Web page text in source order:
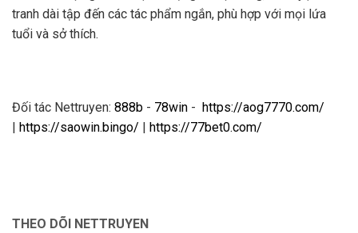
tranh dài tập đến các tác phẩm ngắn, phù hợp với mọi lứa
tuổi và sở thích.
Đối tác Nettruyen: 888b - 78win - https://aog7770.com/
| https://saowin.bingo/ | https://77bet0.com/
THEO DÕI NETTRUYEN